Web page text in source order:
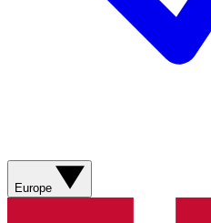
Europe